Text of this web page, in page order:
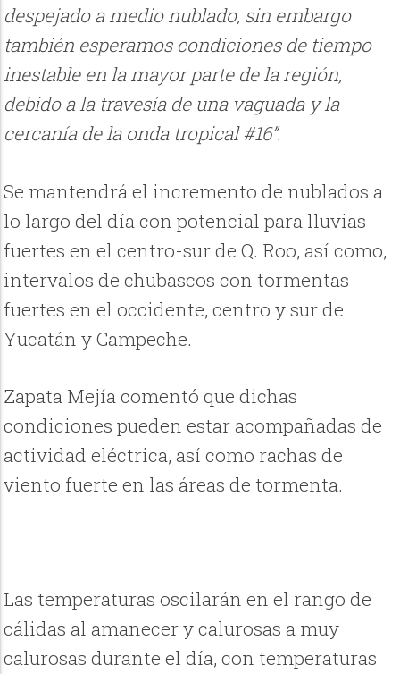
despejado a medio nublado, sin embargo
también esperamos condiciones de tiempo
inestable en la mayor parte de la región,
debido a la travesía de una vaguada y la
cercanía de la onda tropical #16”.
Se mantendrá el incremento de nublados a
lo largo del día con potencial para lluvias
fuertes en el centro-sur de Q. Roo, así como,
intervalos de chubascos con tormentas
fuertes en el occidente, centro y sur de
Yucatán y Campeche.
Zapata Mejía comentó que dichas
condiciones pueden estar acompañadas de
actividad eléctrica, así como rachas de
viento fuerte en las áreas de tormenta.
Las temperaturas oscilarán en el rango de
cálidas al amanecer y calurosas a muy
calurosas durante el día, con temperaturas